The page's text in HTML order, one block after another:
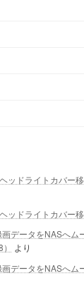
ッドライトカバー
ッドライトカバー
データをNASへム
より
データをNASへム